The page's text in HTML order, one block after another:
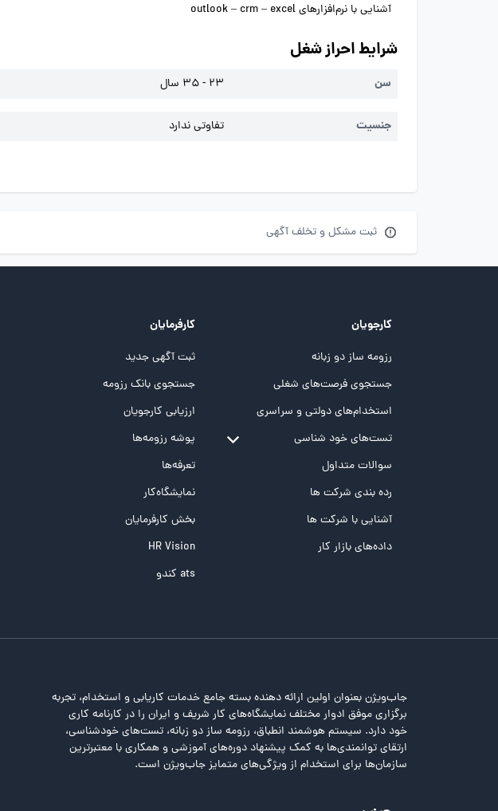
آشنایی با نرم‌افزارهایoutlook – crm – excel
شرایط احراز شغل
سن 23 - 35 سال
جنسیت تفاوتی ندارد
ثبت مشکل و تخلف آگهی
کارجویان
رزومه ساز دو زبانه
جستجوی فرصت‌های شغلی
استخدام‌های دولتی و سراسری
تست‌های خود شناسی
تست MBTI
تست تیپ سنجی شغلی Holland
تست NEO
تست هوش های چندگانه
سوالات متداول
رده بندی شرکت ها
آشنایی با شرکت ها
داده‌های بازار کار
کارفرمایان
ثبت آگهی جدید
جستجوی بانک رزومه
ارزیابی کارجویان
پوشه‌‌ رزومه‌ها
تعرفه‌ها
نمایشگاه‌کار
بخش کارفرمایان
HR Vision
ats کندو
جاب‌ویژن بعنوان اولین ارائه دهنده بسته جامع خدمات کاریابی و استخدام، تجربه
برگزاری موفق ادوار مختلف نمایشگاه‌های کار شریف و ایران را در کارنامه کاری
خود دارد. سیستم هوشمند انطباق، رزومه ساز دو زبانه، تست‌های خودشناسی،
ارتقای توانمندی‌ها به کمک پیشنهاد دوره‌های آموزشی و همکاری با معتبرترین
سازمان‌ها برای استخدام از ویژگی‌های متمایز جاب‌ویژن است.